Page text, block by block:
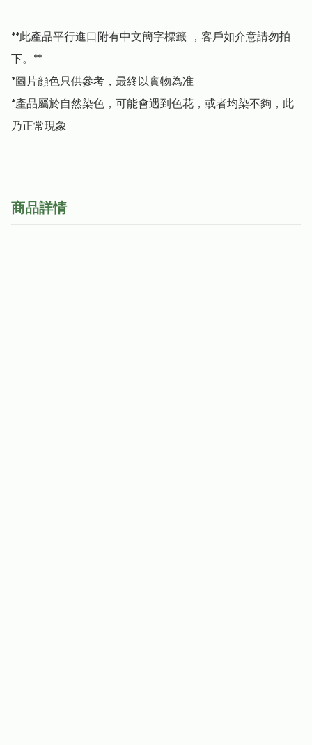
**此產品平行進口附有中文簡字標籤 ，客戶如介意請勿拍
下。**
﻿*圖片顔色只供參考，最終以實物為准
*產品屬於自然染色，可能會遇到色花，或者均染不夠，此
乃正常現象
商品詳情